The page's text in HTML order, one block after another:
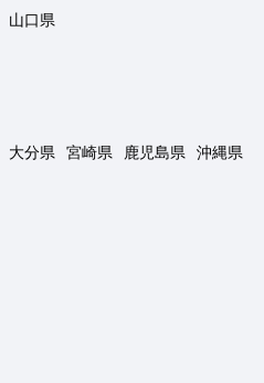
山口県
大分県 宮崎県 鹿児島県 沖縄県